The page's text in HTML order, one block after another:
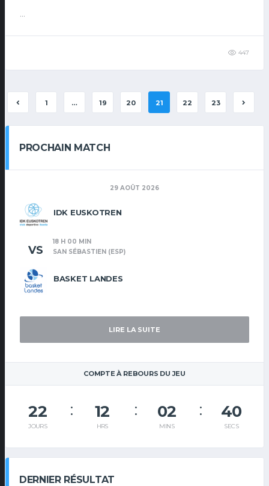
...
447
1 … 19 20 21 22 23
PROCHAIN MATCH
29 AOÛT 2026
IDK EUSKOTREN
BASKET LANDES
VS
18 H 00 MIN
SAN SÉBASTIEN (ESP)
LIRE LA SUITE
COMPTE À REBOURS DU JEU
22
JOURS
12
HRS
02
MINS
39
SECS
DERNIER RÉSULTAT